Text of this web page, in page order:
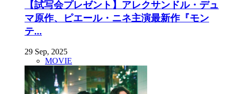
【試写会プレゼント】アレクサンドル・デュ
マ原作、ピエール・ニネ主演最新作『モン
テ...
29 Sep, 2025
MOVIE